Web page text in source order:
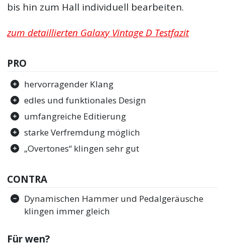
bis hin zum Hall individuell bearbeiten.
zum detaillierten Galaxy Vintage D Testfazit
PRO
hervorragender Klang
edles und funktionales Design
umfangreiche Editierung
starke Verfremdung möglich
„Overtones“ klingen sehr gut
CONTRA
Dynamischen Hammer und Pedalgeräusche
klingen immer gleich
Für wen?